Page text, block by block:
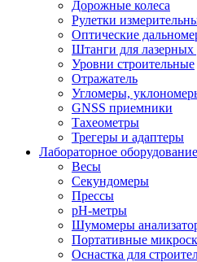
Дорожные колеса
Рулетки
Оптические
Штанги для лазерных
Уровни строительные
Отражатель
Угломеры,
GNSS приемники
Тахеометры
Трегеры и адаптеры
Лабораторное оборудование
Весы
Секундомеры
Прессы
pH-метры
Шумомеры
Портативные
Оснастка для